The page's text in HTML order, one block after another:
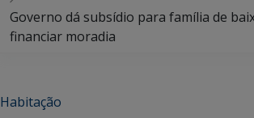
Governo dá subsídio para família de
financiar moradia
Habitação